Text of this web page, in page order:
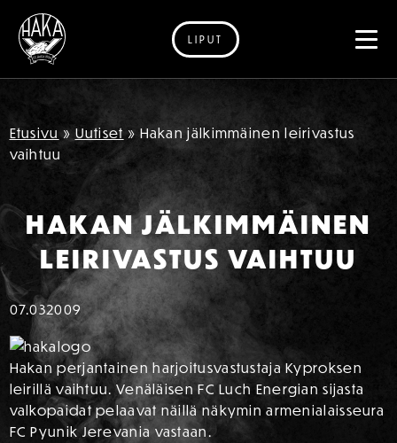
Siirry sisältöön
LIPUT
Etusivu » Uutiset » Hakan jälkimmäinen leirivastus
vaihtuu
HAKAN JÄLKIMMÄINEN
LEIRIVASTUS VAIHTUU
07.032009
Hakan perjantainen harjoitusvastustaja Kyproksen
leirillä vaihtuu. Venäläisen FC Luch Energian sijasta
valkopaidat pelaavat näillä näkymin armenialaisseura
FC Pyunik Jerevania vastaan.